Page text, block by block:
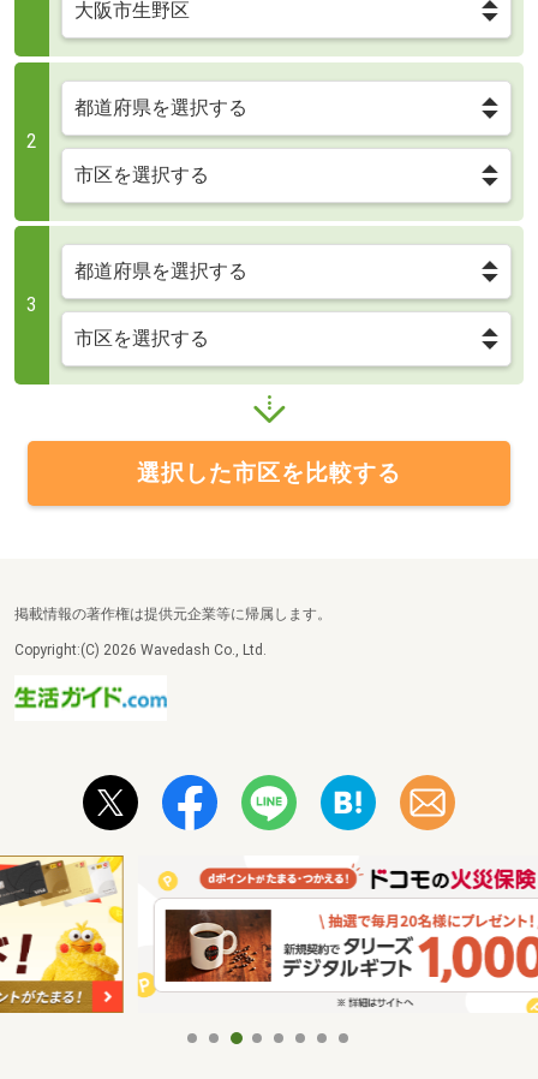
2
3
選択した市区を比較する
掲載情報の著作権は提供元企業等に帰属します。
Copyright:(C) 2026 Wavedash Co., Ltd.